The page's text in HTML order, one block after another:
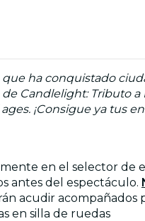
ha conquistado
Candlelight: Tributo
¡Consigue ya tus
en el selector de
antes del espectáculo.
acudir
en silla de ruedas